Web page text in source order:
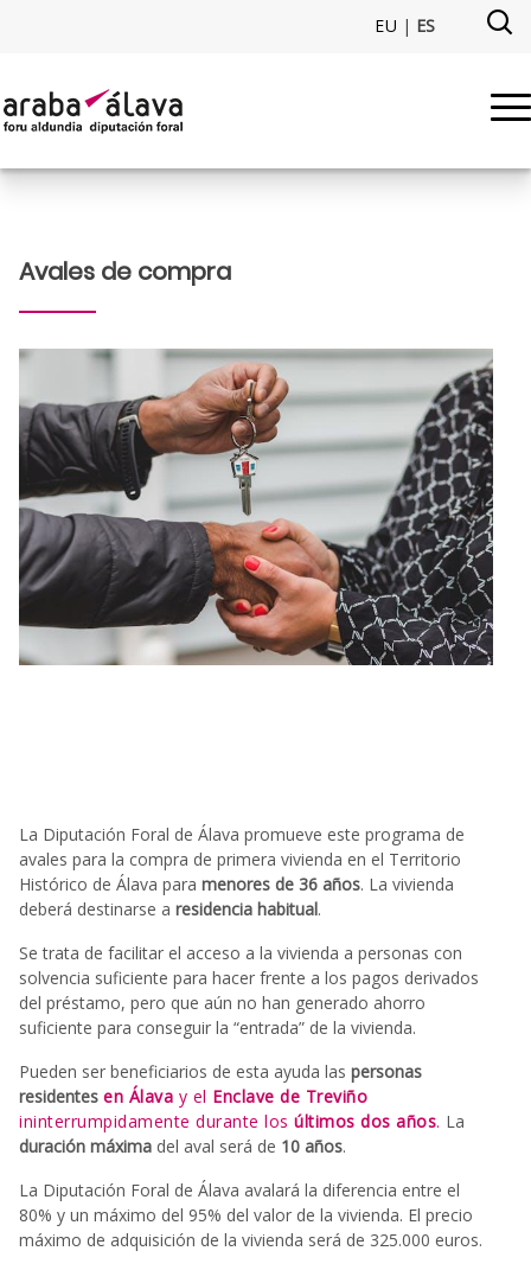
EU | ES
Avales de compra - etxebizitza
Avales de compra
La Diputación Foral de Álava promueve este programa de
avales para la compra de primera vivienda en el Territorio
Histórico de Álava para menores de 36 años. La vivienda
deberá destinarse a residencia habitual.
Se trata de facilitar el acceso a la vivienda a personas con
solvencia suficiente para hacer frente a los pagos derivados
del préstamo, pero que aún no han generado ahorro
suficiente para conseguir la “entrada” de la vivienda.
Pueden ser beneficiarios de esta ayuda las personas
residentes en Álava y el Enclave de Treviño
ininterrumpidamente durante los últimos dos años. La
duración máxima del aval será de 10 años.
La Diputación Foral de Álava avalará la diferencia entre el
80% y un máximo del 95% del valor de la vivienda. El precio
máximo de adquisición de la vivienda será de 325.000 euros.